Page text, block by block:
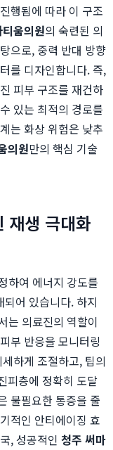
행됨에 따라 이 구조
움의원의 숙련된 의
으로, 중력 반대 방향
를 디자인합니다. 즉,
피부 구조를 재건하
있는 최적의 경로를
는 화상 위험은 낮추
의원만의 핵심 기술
재생 극대화
하여 에너지 강도를
어 있습니다. 하지
는 의료진의 역할이
부 반응을 모니터링
하게 조절하고, 팁의
피층에 정확히 도달
불필요한 통증을 줄
적인 안티에이징 효
, 성공적인 청주 써마